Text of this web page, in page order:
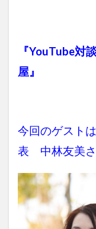
『YouTube
屋』
今回のゲスト
表 中林友美さ